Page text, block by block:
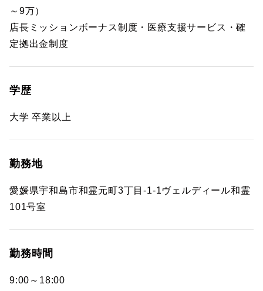
～9万）
店長ミッションボーナス制度・医療支援サービス・確
定拠出金制度
学歴
大学 卒業以上
勤務地
愛媛県宇和島市和霊元町3丁目-1-1ヴェルディール和霊
101号室
勤務時間
9:00～18:00